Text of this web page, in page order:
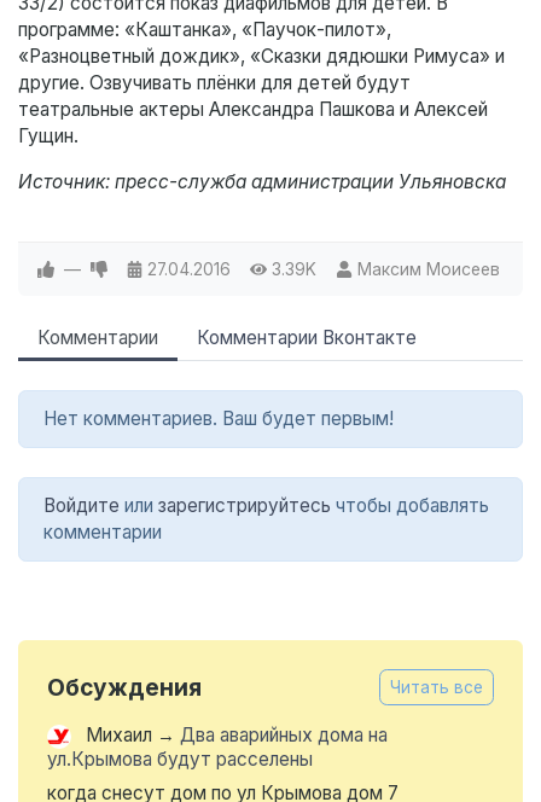
программе: «Каштанка», «Паучок-пилот»,
«Разноцветный дождик», «Сказки дядюшки Римуса» и
другие. Озвучивать плёнки для детей будут
театральные актеры Александра Пашкова и Алексей
Гущин.
Источник: пресс-служба администрации Ульяновска
— 27.04.2016 3.39K Максим Моисеев
Комментарии Комментарии Вконтакте
Нет комментариев. Ваш будет первым!
Войдите или зарегистрируйтесь чтобы добавлять
комментарии
Обсуждения Читать все
Михаил → Два аварийных дома на
ул.Крымова будут расселены
когда снесут дом по ул Крымова дом 7